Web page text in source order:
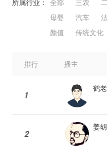
所属行业： 全部 三农
母婴
汽车
颜值
传统文化
排行 播主
1
鹤
2
姜